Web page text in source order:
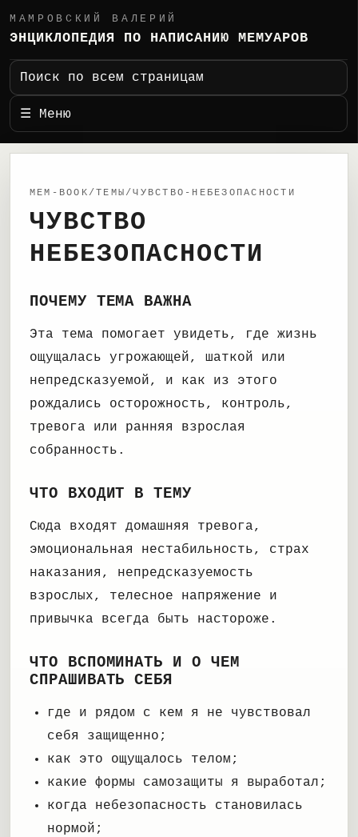
МАМРОВСКИЙ ВАЛЕРИЙ
ЭНЦИКЛОПЕДИЯ ПО НАПИСАНИЮ МЕМУАРОВ
Поиск по всем страницам
☰ Меню
MEM-BOOK/ТЕМЫ/ЧУВСТВО-НЕБЕЗОПАСНОСТИ
ЧУВСТВО
НЕБЕЗОПАСНОСТИ
ПОЧЕМУ ТЕМА ВАЖНА
Эта тема помогает увидеть, где жизнь
ощущалась угрожающей, шаткой или
непредсказуемой, и как из этого
рождались осторожность, контроль,
тревога или ранняя взрослая
собранность.
ЧТО ВХОДИТ В ТЕМУ
Сюда входят домашняя тревога,
эмоциональная нестабильность, страх
наказания, непредсказуемость
взрослых, телесное напряжение и
привычка всегда быть настороже.
ЧТО ВСПОМИНАТЬ И О ЧЕМ
СПРАШИВАТЬ СЕБЯ
где и рядом с кем я не чувствовал
себя защищенно;
как это ощущалось телом;
какие формы самозащиты я выработал;
когда небезопасность становилась
нормой;